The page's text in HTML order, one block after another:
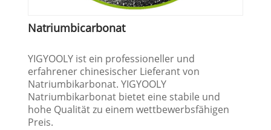
Natriumbicarbonat
YIGYOOLY ist ein professioneller und
erfahrener chinesischer Lieferant von
Natriumbikarbonat. YIGYOOLY
Natriumbikarbonat bietet eine stabile und
hohe Qualität zu einem wettbewerbsfähigen
Preis.